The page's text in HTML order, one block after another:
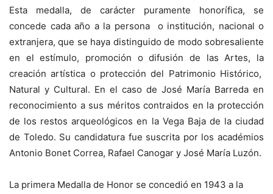
Esta medalla, de carácter puramente honorífica, se
concede cada año a la persona o institución, nacional o
extranjera, que se haya distinguido de modo sobresaliente
en el estímulo, promoción o difusión de las Artes, la
creación artística o protección del Patrimonio Histórico,
Natural y Cultural. En el caso de José María Barreda en
reconocimiento a sus méritos contraidos en la protección
de los restos arqueológicos en la Vega Baja de la ciudad
de Toledo. Su candidatura fue suscrita por los académios
Antonio Bonet Correa, Rafael Canogar y José María Luzón.
La primera Medalla de Honor se concedió en 1943 a la